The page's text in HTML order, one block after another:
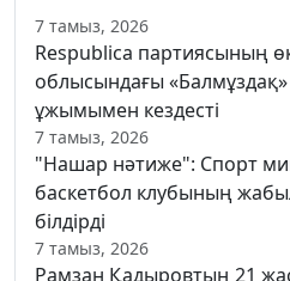
7 тамыз, 2026
Respublica партиясының
облысындағы
ұжымымен кездесті
7 тамыз, 2026
"Нашар нәтиже": Спорт
баскетбол клубының
білдірді
7 тамыз, 2026
Рамзан Қадыровтың 21